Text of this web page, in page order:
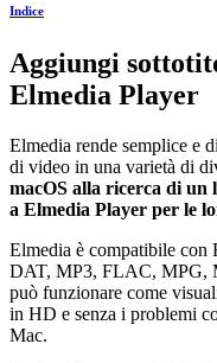
Indice
Aggiungi
Elmedia Player
Elmedia rende semplice e
di video in una varietà di
macOS alla ricerca di un
a Elmedia Player per le
Elmedia è compatibile
DAT, MP3, FLAC, MPG,
può funzionare come
in HD e senza i problemi
Mac.